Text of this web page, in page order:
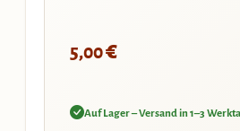
5,00€
Auf Lager – Versand in 1–3